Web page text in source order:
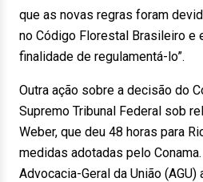
que as novas regras foram
no Código Florestal Brasileiro e
finalidade de regulamentá-lo”.
Outra ação sobre a decisão do
Supremo Tribunal Federal sob
Weber, que deu 48 horas para
medidas adotadas pelo
Advocacia-Geral da União